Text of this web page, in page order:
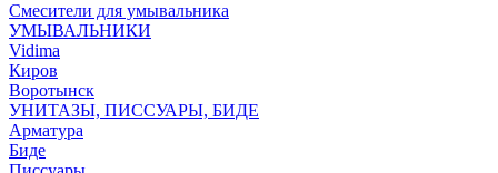
Смесители для умывальника
УМЫВАЛЬНИКИ
Vidima
Киров
Воротынск
УНИТАЗЫ, ПИССУАРЫ, БИДЕ
Арматура
Биде